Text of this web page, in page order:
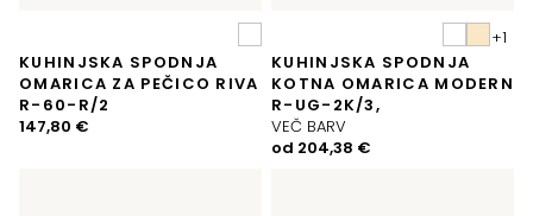
KUHINJSKA SPODNJA
OMARICA ZA PEČICO RIVA
R-60-R/2
147,80 €
KUHINJSKA SPODNJA
KOTNA OMARICA MODERN
R-UG-2K/3,
VEČ BARV
od 204,38 €